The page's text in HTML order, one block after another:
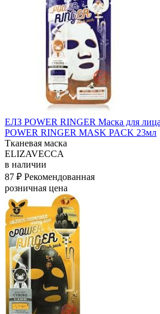
ЕЛЗ POWER RINGER Маска для
POWER RINGER MASK PACK 23мл
Тканевая маска
ELIZAVECCA
в наличии
87 ₽ Рекомендованная
розничная цена